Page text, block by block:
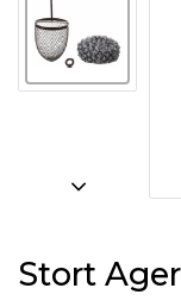
Stort